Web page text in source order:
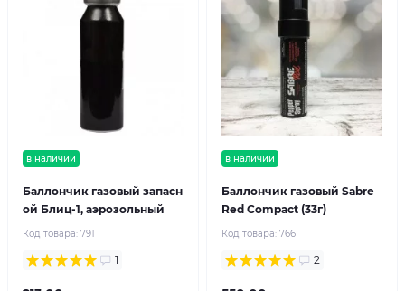
в наличии
Баллончик газовый запасн
ой Блиц-1, аэрозольный
Код товара: 791
1
в наличии
Баллончик газовый Sabre
Red Compact (33г)
Код товара: 766
2